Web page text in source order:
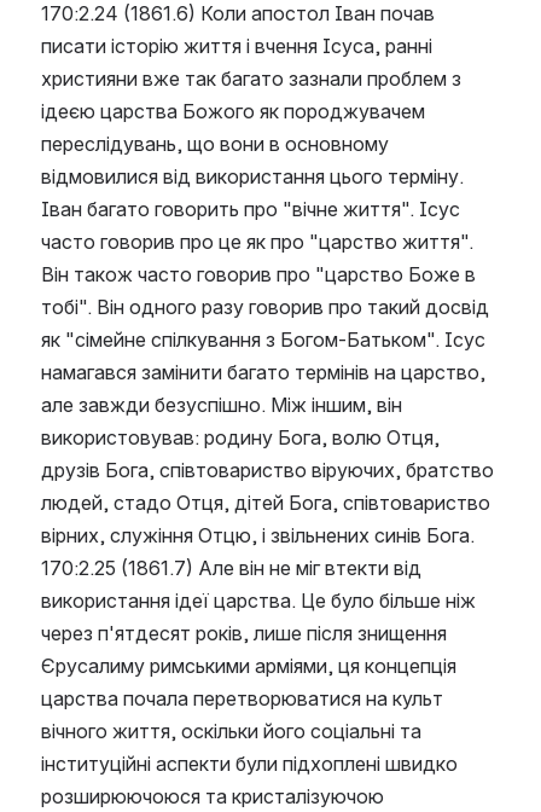
170:2.24 (1861.6) Коли апостол Іван почав
писати історію життя і вчення Ісуса, ранні
християни вже так багато зазнали проблем з
ідеєю царства Божого як породжувачем
переслідувань, що вони в основному
відмовилися від використання цього терміну.
Іван багато говорить про "вічне життя". Ісус
часто говорив про це як про "царство життя".
Він також часто говорив про "царство Боже в
тобі". Він одного разу говорив про такий досвід
як "сімейне спілкування з Богом-Батьком". Ісус
намагався замінити багато термінів на царство,
але завжди безуспішно. Між іншим, він
використовував: родину Бога, волю Отця,
друзів Бога, співтовариство віруючих, братство
людей, стадо Отця, дітей Бога, співтовариство
вірних, служіння Отцю, і звільнених синів Бога.
170:2.25 (1861.7) Але він не міг втекти від
використання ідеї царства. Це було більше ніж
через п'ятдесят років, лише після знищення
Єрусалиму римськими арміями, ця концепція
царства почала перетворюватися на культ
вічного життя, оскільки його соціальні та
інституційні аспекти були підхоплені швидко
розширюючоюся та кристалізуючою